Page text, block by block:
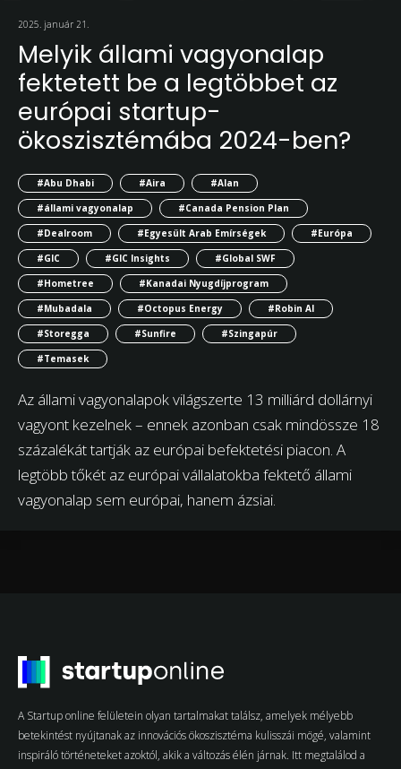
2025. január 21.
Melyik állami vagyonalap
fektetett be a legtöbbet az
európai startup-
ökoszisztémába 2024-ben?
#Abu Dhabi #Aira
#Alan
#állami vagyonalap
#Canada Pension Plan
#Dealroom
#Egyesült Arab Emírségek
#Európa
#GIC
#GIC Insights
#Global SWF
#Hometree
#Kanadai Nyugdíjprogram
#Mubadala
#Octopus Energy
#Robin AI
#Storegga
#Sunfire
#Szingapúr
#Temasek
Az állami vagyonalapok világszerte 13 milliárd dollárnyi
vagyont kezelnek – ennek azonban csak mindössze 18
százalékát tartják az európai befektetési piacon. A
legtöbb tőkét az európai vállalatokba fektető állami
vagyonalap sem európai, hanem ázsiai.
A Startup online felületein olyan tartalmakat találsz, amelyek mélyebb
betekintést nyújtanak az innovációs ökoszisztéma kulisszái mögé, valamint
inspiráló történeteket azoktól, akik a változás élén járnak. Itt megtalálod a